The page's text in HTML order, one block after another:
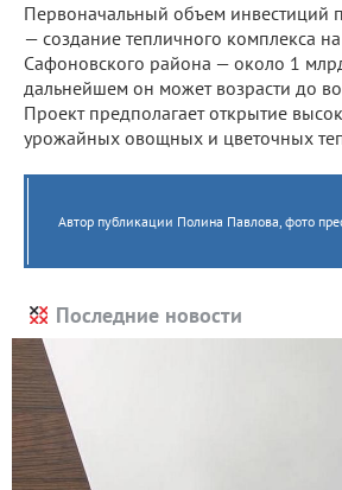
Первоначальный объем инвестиций
— создание тепличного комплекса
Сафоновского района — около 1
дальнейшем он может возрасти до
Проект предполагает открытие
урожайных овощных и цветочных
Автор публикации Полина Павлова, фото
Последние новости